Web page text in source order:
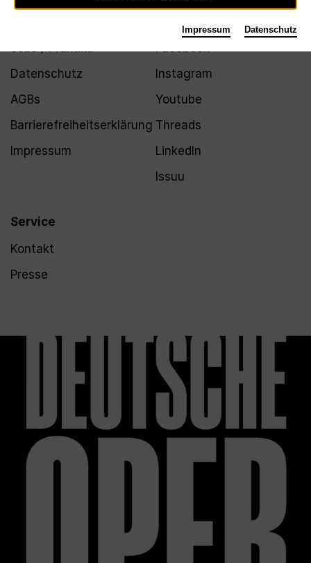
Jobs / Praktika
Datenschutz
AGBs
Barrierefreiheitserklärung
Impressum
Service
Kontakt
Presse
Facebook
Instagram
Youtube
Threads
LinkedIn
Issuu
Impressum Datenschutz